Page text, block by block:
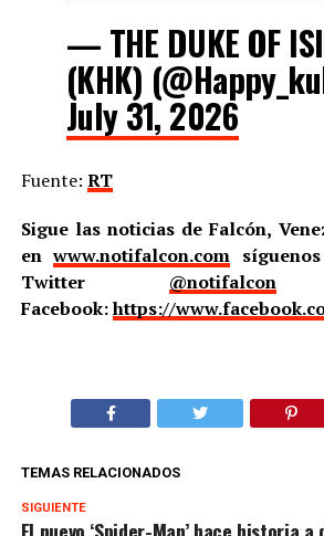
— THE DUKE OF
(KHK)
July 31, 2026
Fuente: RT
Sigue las noticias de Falcón,
enwww.notifalcon.com
Twitter @notifalcon
Facebook:https://
TEMAS RELACIONADOS
SIGUIENTE